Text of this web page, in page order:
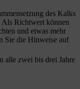
des Kalks
Als Richtwert können
und etwas mehr
Sie die Hinweise auf
alle zwei bis drei Jahre